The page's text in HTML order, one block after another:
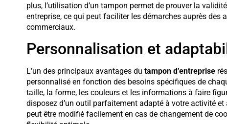
plus, l’utilisation d’un tampon permet de prouver la
entreprise, ce qui peut faciliter les démarches auprès des
commerciaux.
Personnalisation et
L’un des principaux avantages du tampon d’entreprise
personnalisé en fonction des besoins spécifiques de
taille, la forme, les couleurs et les informations à faire
disposez d’un outil parfaitement adapté à votre activité
peut être modifié facilement en cas de changement de